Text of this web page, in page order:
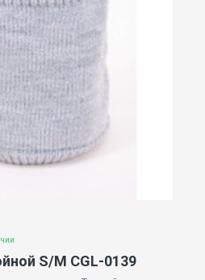
S/M CGL-0139